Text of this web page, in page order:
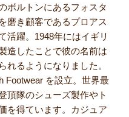
ボルトンにあるフォスタ
磨き顧客であるプロアス
活躍。1948年にはイギリ
造したことで彼の名前は
れるようになりました。
Footwear を設立。世界最
頂隊のシューズ製作やト
を得ています。カジュア